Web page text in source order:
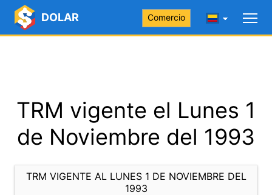
DOLAR Comercio
TRM vigente el Lunes 1
de Noviembre del 1993
TRM VIGENTE AL LUNES 1 DE NOVIEMBRE DEL
1993